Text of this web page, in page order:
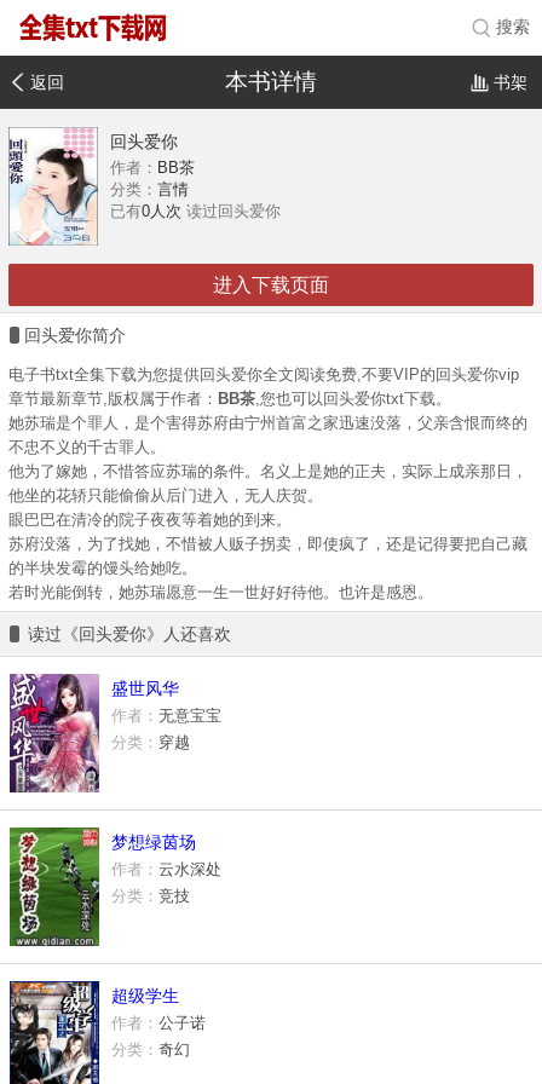
搜索
返回 本书详情 书架
回头爱你
作者： BB茶
分类： 言情
已有0人次 读过回头爱你
进入下载页面
回头爱你简介
电子书txt全集下载为您提供回头爱你全文阅读免费,不要VIP的回头爱你vip
章节最新章节,版权属于作者： BB茶,您也可以回头爱你txt下载。
她苏瑞是个罪人，是个害得苏府由宁州首富之家迅速没落，父亲含恨而终的
不忠不义的千古罪人。
他为了嫁她，不惜答应苏瑞的条件。名义上是她的正夫，实际上成亲那日，
他坐的花轿只能偷偷从后门进入，无人庆贺。
眼巴巴在清冷的院子夜夜等着她的到来。
苏府没落，为了找她，不惜被人贩子拐卖，即使疯了，还是记得要把自己藏
的半块发霉的馒头给她吃。
若时光能倒转，她苏瑞愿意一生一世好好待他。也许是感恩。
读过《回头爱你》人还喜欢
盛世风华
作者： 无意宝宝
分类： 穿越
梦想绿茵场
作者： 云水深处
分类： 竞技
超级学生
作者： 公子诺
分类： 奇幻